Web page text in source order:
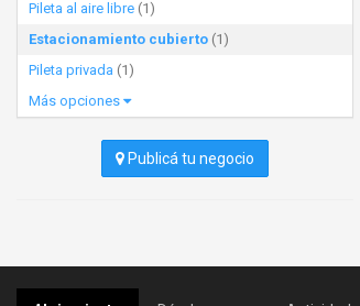
Pileta al aire libre (1)
Estacionamiento cubierto (1)
Pileta privada (1)
Más opciones
Publicá tu negocio